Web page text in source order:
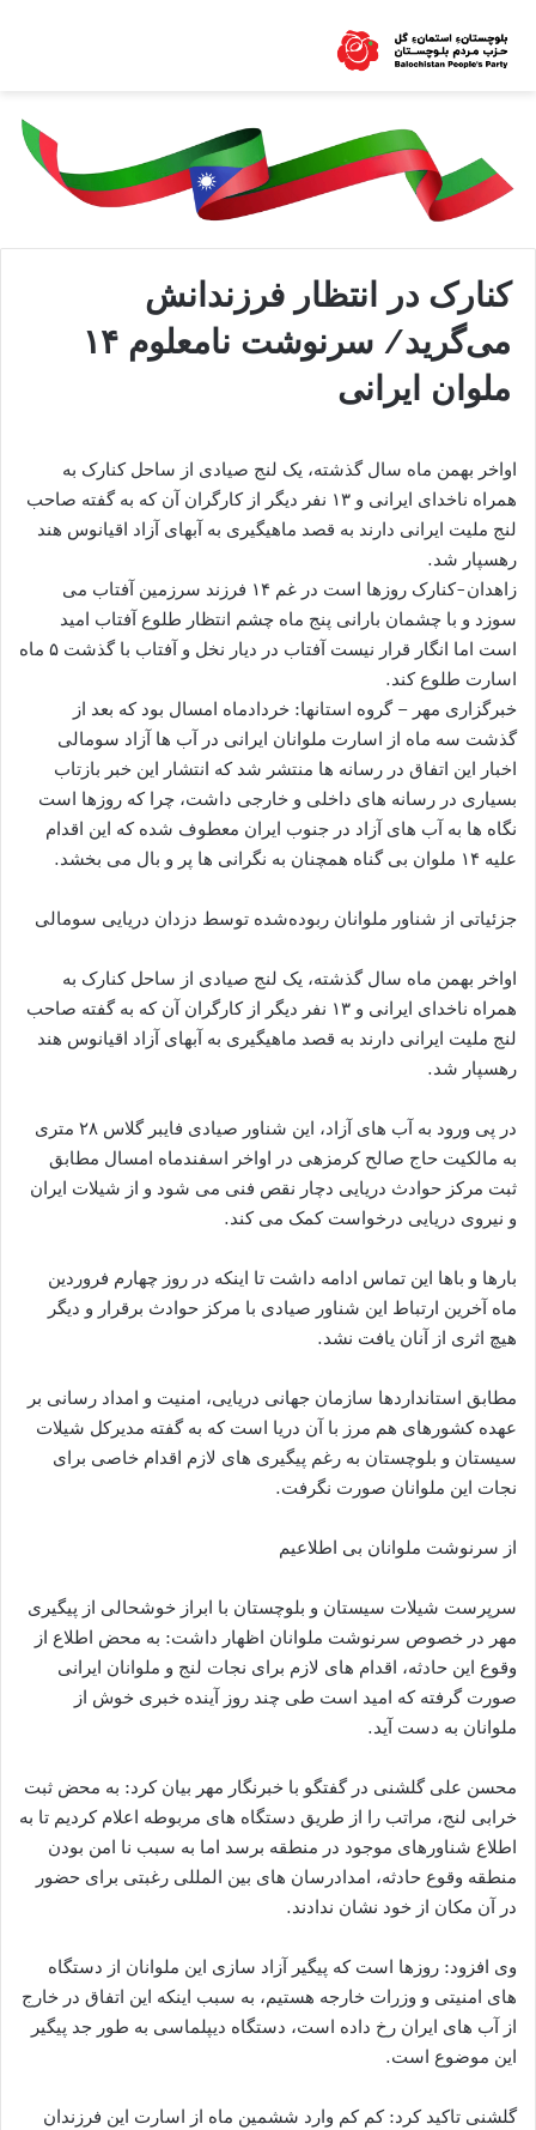
کنارک در انتظار فرزندانش
می‌گرید/ سرنوشت نامعلوم ۱۴
ملوان ایرانی
اواخر بهمن ماه سال گذشته، یک لنج صیادی از ساحل کنارک به
همراه ناخدای ایرانی و ۱۳ نفر دیگر از کارگران آن که به گفته صاحب
لنج ملیت ایرانی دارند به قصد ماهیگیری به آبهای آزاد اقیانوس هند
رهسپار شد.
زاهدان-کنارک روزها است در غم ۱۴ فرزند سرزمین آفتاب می
سوزد و با چشمان بارانی پنج ماه چشم انتظار طلوع آفتاب امید
است اما انگار قرار نیست آفتاب در دیار نخل و آفتاب با گذشت ۵ ماه
اسارت طلوع کند.
خبرگزاری مهر – گروه استانها: خردادماه امسال بود که بعد از
گذشت سه ماه از اسارت ملوانان ایرانی در آب ها آزاد سومالی
اخبار این اتفاق در رسانه ها منتشر شد که انتشار این خبر بازتاب
بسیاری در رسانه های داخلی و خارجی داشت، چرا که روزها است
نگاه ها به آب های آزاد در جنوب ایران معطوف شده که این اقدام
علیه ۱۴ ملوان بی گناه همچنان به نگرانی ها پر و بال می بخشد.
جزئیاتی از شناور ملوانان ربوده‌شده توسط دزدان دریایی سومالی
اواخر بهمن ماه سال گذشته، یک لنج صیادی از ساحل کنارک به
همراه ناخدای ایرانی و ۱۳ نفر دیگر از کارگران آن که به گفته صاحب
لنج ملیت ایرانی دارند به قصد ماهیگیری به آبهای آزاد اقیانوس هند
رهسپار شد.
در پی ورود به آب های آزاد، این شناور صیادی فایبر گلاس ۲۸ متری
به مالکیت حاج صالح کرمزهی در اواخر اسفندماه امسال مطابق
ثبت مرکز حوادث دریایی دچار نقص فنی می شود و از شیلات ایران
و نیروی دریایی درخواست کمک می کند.
بارها و باها این تماس ادامه داشت تا اینکه در روز چهارم فروردین
ماه آخرین ارتباط این شناور صیادی با مرکز حوادث برقرار و دیگر
هیچ اثری از آنان یافت نشد.
مطابق استانداردها سازمان جهانی دریایی، امنیت و امداد رسانی بر
عهده کشورهای هم مرز با آن دریا است که به گفته مدیرکل شیلات
سیستان و بلوچستان به رغم پیگیری های لازم اقدام خاصی برای
نجات این ملوانان صورت نگرفت.
از سرنوشت ملوانان بی اطلاعیم
سرپرست شیلات سیستان و بلوچستان با ابراز خوشحالی از پیگیری
مهر در خصوص سرنوشت ملوانان اظهار داشت: به محض اطلاع از
وقوع این حادثه، اقدام های لازم برای نجات لنج و ملوانان ایرانی
صورت گرفته که امید است طی چند روز آینده خبری خوش از
ملوانان به دست آید.
محسن علی گلشنی در گفتگو با خبرنگار مهر بیان کرد: به محض ثبت
خرابی لنج، مراتب را از طریق دستگاه های مربوطه اعلام کردیم تا به
اطلاع شناورهای موجود در منطقه برسد اما به سبب نا امن بودن
منطقه وقوع حادثه، امدادرسان های بین المللی رغبتی برای حضور
در آن مکان از خود نشان ندادند.
وی افزود: روزها است که پیگیر آزاد سازی این ملوانان از دستگاه
های امنیتی و وزرات خارجه هستیم، به سبب اینکه این اتفاق در خارج
از آب های ایران رخ داده است، دستگاه دیپلماسی به طور جد پیگیر
این موضوع است.
گلشنی تاکید کرد: کم کم وارد ششمین ماه از اسارت این فرزندان